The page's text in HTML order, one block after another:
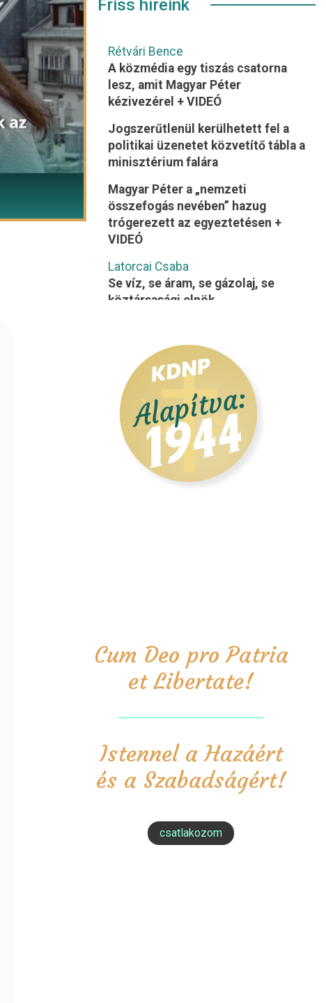
Friss híreink
Rétvári Bence
A közmédia egy tiszás csatorna
lesz, amit Magyar Péter
kézivezérel + VIDEÓ
Jogszerűtlenül kerülhetett fel a
politikai üzenetet közvetítő tábla a
minisztérium falára
Magyar Péter a „nemzeti
összefogás nevében” hazug
trógerezett az egyeztetésen +
VIDEÓ
Latorcai Csaba
Se víz, se áram, se gázolaj, se
köztársasági elnök
Cum Deo pro Patria
et Libertate!
Istennel a Hazáért
és a Szabadságért!
csatlakozom